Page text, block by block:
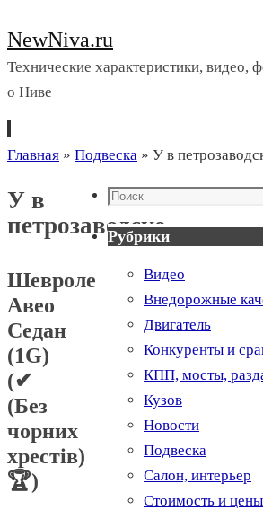
NewNiva.ru
Технические характеристики, видео,
о Ниве
Перейти
содержимому
Главная » Подвеска » У в
У в
петрозаводске
Шевроле
Авео
Седан
(1G)
(✔
(Без
чорних
хрестів)
🏆)
Поиск
Рубрики
Видео
Внедорожные
Двигатель
Конкуренты и
КПП, мосты,
Кузов
Новости
Подвеска
Салон, интерьер
Стоимость и цены